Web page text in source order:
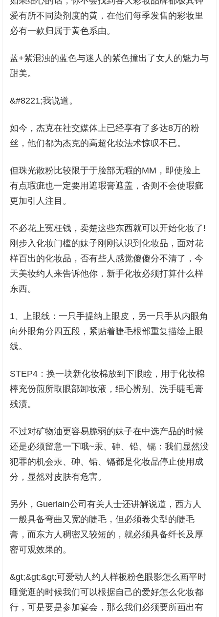
爱有所不同染剂度的黄，在他们每季发售的彩妆里
必有一款归属于黄色系由。
蓝+紫混浊的蓝色与迷人的紫色撞出了女人的魅力与
甜美。
&#8221;我说道。
如今，杰克在社交媒体上已经享有了多达8万的粉
丝，他们都为杰克的高超化妆法术惊叹不已。
但珠光散粉比较限于于脸部无暇的MM，即使脸上
有点瑕疵也一定要用遮瑕膏遮盖，否则不会使瑕疵
更加引人注目。
不必花上冤枉钱，卖楚这些东西就可以开始化妆了!
刚步入化妆门槛的妹子刚刚认识到化妆品，面对花
样百出的化妆品，否有些人感觉傻傻分不清了，今
天美妆约人来告诉他你，新手化妆必须打算什么样
东西。
1、上眼线：一只手提纳上眼皮，另一只手从内眼角
向外眼角分四五段，紧贴着睫毛根部重复描绘上眼
线。
STEP4：换一块新化妆棉放到下眼睑，用于化妆棉
棒充份煎所取眼部卸妆液，细心辨别、洗手睫毛膏
残渍。
不过对矿物油更容易脆弱的妹子在中选产品的时候
还是必须留意一下哦~汞、砷、铅、镉：我们显然没
犯罪的机会汞、砷、铅、镉都是化妆品停止使用成
分，显然对皮肤有危害。
另外，Guerlain公司有关人士还讲解说道，西方人
一般具备弯曲又宽的睫毛，但必须卷尖型的睫毛
膏，而东方人稠密又较短的，就必须具备纤长及厚
密可观效果的。
&gt;&gt;&gt;可爱动人约人样板粉色眼影怎么画平时
睡觉逛的时候我们可以根据自己的爱好怎么化妆都
行，可是要是参加宴会，那么我们必须要所画出有